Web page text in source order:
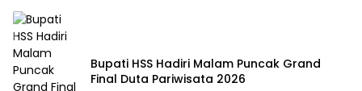
Bupati HSS Hadiri Malam Puncak Grand
Final Duta Pariwisata 2026